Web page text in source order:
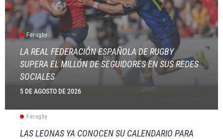
Ferugby
LA REAL FEDERACIÓN ESPAÑOLA DE RUGBY
SUPERA EL MILLÓN DE SEGUIDORES EN SUS REDES
SOCIALES
5 DE AGOSTO DE 2026
Ferugby
LAS LEONAS YA CONOCEN SU CALENDARIO PARA